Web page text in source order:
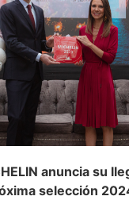
anuncia su
selección